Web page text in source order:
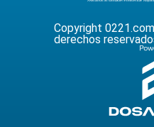
Copyright
derechos